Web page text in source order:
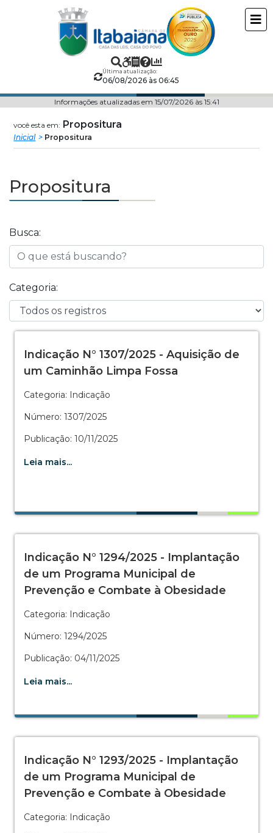
Câmara
Municipal
Itabaiana
Última atualização:
06/08/2026 às 06:45
Informações atualizadas em 15/07/2026 às 15:41
você esta em: Propositura
Inicial Propositura
Propositura
Busca:
Categoria:
Indicação N° 1307/2025 - Aquisição de
um Caminhão Limpa Fossa
Categoria: Indicação
Número: 1307/2025
Publicação: 10/11/2025
Leia mais...
Indicação N° 1294/2025 - Implantação
de um Programa Municipal de
Prevenção e Combate à Obesidade
Categoria: Indicação
Número: 1294/2025
Publicação: 04/11/2025
Leia mais...
Indicação N° 1293/2025 - Implantação
de um Programa Municipal de
Prevenção e Combate à Obesidade
Categoria: Indicação